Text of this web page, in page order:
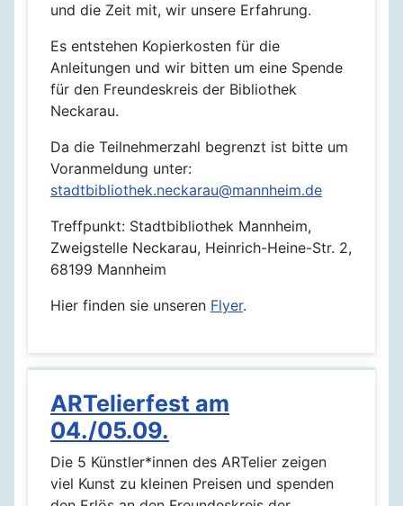
und die Zeit mit, wir unsere Erfahrung.
Es entstehen Kopierkosten für die
Anleitungen und wir bitten um eine Spende
für den Freundeskreis der Bibliothek
Neckarau.
Da die Teilnehmerzahl begrenzt ist bitte um
Voranmeldung unter:
stadtbibliothek.neckarau@mannheim.de
Treffpunkt: Stadtbibliothek Mannheim,
Zweigstelle Neckarau, Heinrich-Heine-Str. 2,
68199 Mannheim
Hier finden sie unseren Flyer.
ARTelierfest am
04./05.09.
Die 5 Künstler*innen des ARTelier zeigen
viel Kunst zu kleinen Preisen und spenden